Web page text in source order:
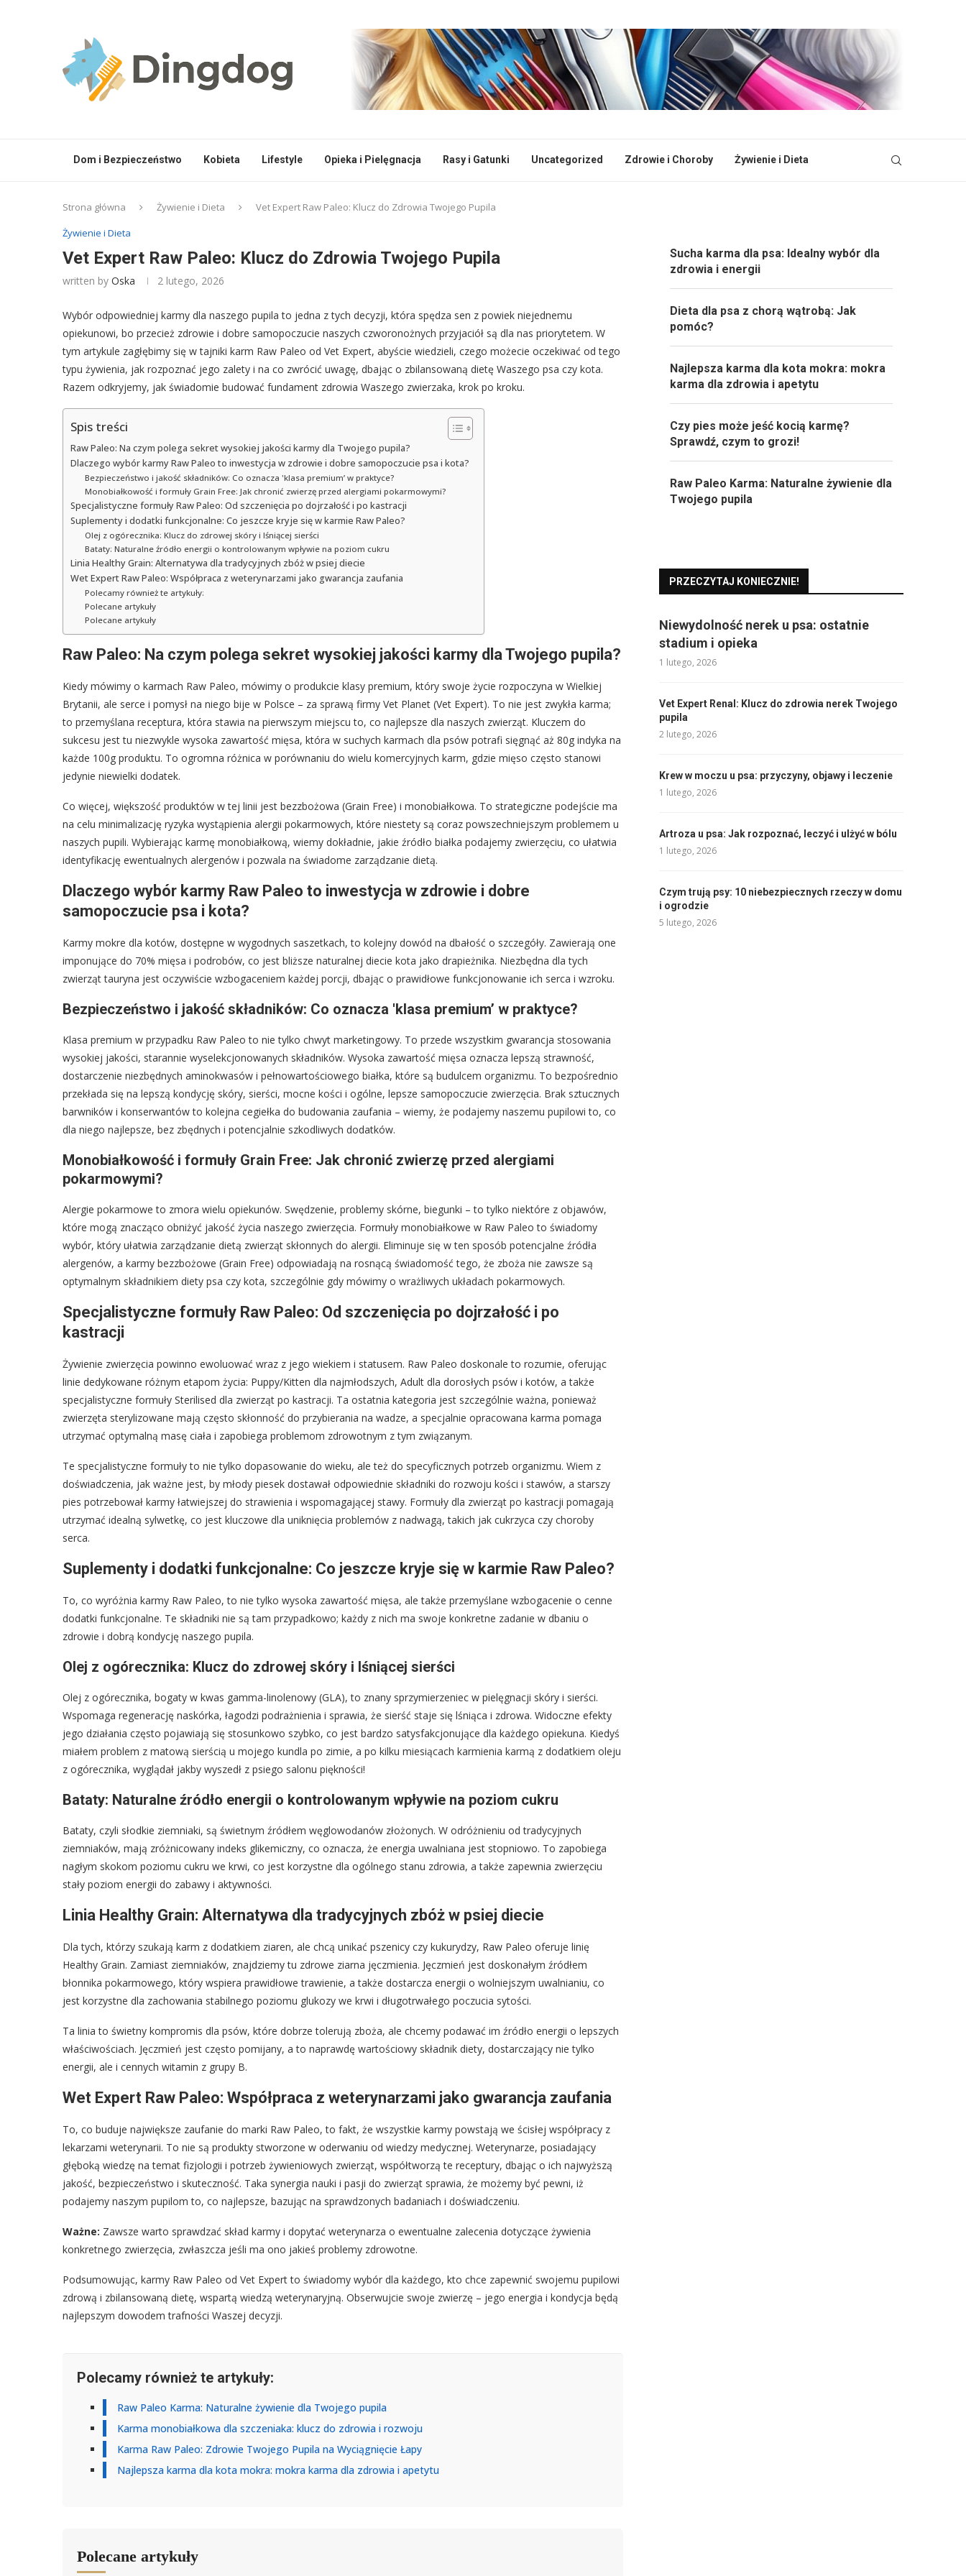
Dom i Bezpieczeństwo Kobieta Lifestyle Opieka i Pielęgnacja Rasy i Gatunki Uncategorized Zdrowie i Choroby Żywienie i Dieta
Strona główna Żywienie i Dieta
Vet Expert Raw Paleo: Klucz do Zdrowia Twojego Pupila
Żywienie i Dieta
Vet Expert Raw Paleo: Klucz do Zdrowia Twojego Pupila
written by Oska 2 lutego, 2026
Wybór odpowiedniej karmy dla naszego pupila to jedna z tych decyzji, która spędza sen z powiek niejednemu
opiekunowi, bo przecież zdrowie i dobre samopoczucie naszych czworonożnych przyjaciół są dla nas priorytetem. W
tym artykule zagłębimy się w tajniki karm Raw Paleo od Vet Expert, abyście wiedzieli, czego możecie oczekiwać od tego
typu żywienia, jak rozpoznać jego zalety i na co zwrócić uwagę, dbając o zbilansowaną dietę Waszego psa czy kota.
Razem odkryjemy, jak świadomie budować fundament zdrowia Waszego zwierzaka, krok po kroku.
Spis treści
Raw Paleo: Na czym polega sekret wysokiej jakości karmy dla Twojego pupila?
Dlaczego wybór karmy Raw Paleo to inwestycja w zdrowie i dobre samopoczucie psa i kota?
Bezpieczeństwo i jakość składników: Co oznacza 'klasa premium’ w praktyce?
Monobiałkowość i formuły Grain Free: Jak chronić zwierzę przed alergiami pokarmowymi?
Specjalistyczne formuły Raw Paleo: Od szczenięcia po dojrzałość i po kastracji
Suplementy i dodatki funkcjonalne: Co jeszcze kryje się w karmie Raw Paleo?
Olej z ogórecznika: Klucz do zdrowej skóry i lśniącej sierści
Bataty: Naturalne źródło energii o kontrolowanym wpływie na poziom cukru
Linia Healthy Grain: Alternatywa dla tradycyjnych zbóż w psiej diecie
Wet Expert Raw Paleo: Współpraca z weterynarzami jako gwarancja zaufania
Polecamy również te artykuły:
Polecane artykuły
Polecane artykuły
Raw Paleo: Na czym polega sekret wysokiej jakości karmy dla Twojego pupila?
Kiedy mówimy o karmach Raw Paleo, mówimy o produkcie klasy premium, który swoje życie rozpoczyna w Wielkiej
Brytanii, ale serce i pomysł na niego bije w Polsce – za sprawą firmy Vet Planet (Vet Expert). To nie jest zwykła karma;
to przemyślana receptura, która stawia na pierwszym miejscu to, co najlepsze dla naszych zwierząt. Kluczem do
sukcesu jest tu niezwykle wysoka zawartość mięsa, która w suchych karmach dla psów potrafi sięgnąć aż 80g indyka na
każde 100g produktu. To ogromna różnica w porównaniu do wielu komercyjnych karm, gdzie mięso często stanowi
jedynie niewielki dodatek.
Co więcej, większość produktów w tej linii jest bezzbożowa (Grain Free) i monobiałkowa. To strategiczne podejście ma
na celu minimalizację ryzyka wystąpienia alergii pokarmowych, które niestety są coraz powszechniejszym problemem u
naszych pupili. Wybierając karmę monobiałkową, wiemy dokładnie, jakie źródło białka podajemy zwierzęciu, co ułatwia
identyfikację ewentualnych alergenów i pozwala na świadome zarządzanie dietą.
Dlaczego wybór karmy Raw Paleo to inwestycja w zdrowie i dobre
samopoczucie psa i kota?
Karmy mokre dla kotów, dostępne w wygodnych saszetkach, to kolejny dowód na dbałość o szczegóły. Zawierają one
imponujące do 70% mięsa i podrobów, co jest bliższe naturalnej diecie kota jako drapieżnika. Niezbędna dla tych
zwierząt tauryna jest oczywiście wzbogaceniem każdej porcji, dbając o prawidłowe funkcjonowanie ich serca i wzroku.
Bezpieczeństwo i jakość składników: Co oznacza 'klasa premium’ w praktyce?
Klasa premium w przypadku Raw Paleo to nie tylko chwyt marketingowy. To przede wszystkim gwarancja stosowania
wysokiej jakości, starannie wyselekcjonowanych składników. Wysoka zawartość mięsa oznacza lepszą strawność,
dostarczenie niezbędnych aminokwasów i pełnowartościowego białka, które są budulcem organizmu. To bezpośrednio
przekłada się na lepszą kondycję skóry, sierści, mocne kości i ogólne, lepsze samopoczucie zwierzęcia. Brak sztucznych
barwników i konserwantów to kolejna cegiełka do budowania zaufania – wiemy, że podajemy naszemu pupilowi to, co
dla niego najlepsze, bez zbędnych i potencjalnie szkodliwych dodatków.
Monobiałkowość i formuły Grain Free: Jak chronić zwierzę przed alergiami
pokarmowymi?
Alergie pokarmowe to zmora wielu opiekunów. Swędzenie, problemy skórne, biegunki – to tylko niektóre z objawów,
które mogą znacząco obniżyć jakość życia naszego zwierzęcia. Formuły monobiałkowe w Raw Paleo to świadomy
wybór, który ułatwia zarządzanie dietą zwierząt skłonnych do alergii. Eliminuje się w ten sposób potencjalne źródła
alergenów, a karmy bezzbożowe (Grain Free) odpowiadają na rosnącą świadomość tego, że zboża nie zawsze są
optymalnym składnikiem diety psa czy kota, szczególnie gdy mówimy o wrażliwych układach pokarmowych.
Specjalistyczne formuły Raw Paleo: Od szczenięcia po dojrzałość i po
kastracji
Żywienie zwierzęcia powinno ewoluować wraz z jego wiekiem i statusem. Raw Paleo doskonale to rozumie, oferując
linie dedykowane różnym etapom życia: Puppy/Kitten dla najmłodszych, Adult dla dorosłych psów i kotów, a także
specjalistyczne formuły Sterilised dla zwierząt po kastracji. Ta ostatnia kategoria jest szczególnie ważna, ponieważ
zwierzęta sterylizowane mają często skłonność do przybierania na wadze, a specjalnie opracowana karma pomaga
utrzymać optymalną masę ciała i zapobiega problemom zdrowotnym z tym związanym.
Te specjalistyczne formuły to nie tylko dopasowanie do wieku, ale też do specyficznych potrzeb organizmu. Wiem z
doświadczenia, jak ważne jest, by młody piesek dostawał odpowiednie składniki do rozwoju kości i stawów, a starszy
pies potrzebował karmy łatwiejszej do strawienia i wspomagającej stawy. Formuły dla zwierząt po kastracji pomagają
utrzymać idealną sylwetkę, co jest kluczowe dla uniknięcia problemów z nadwagą, takich jak cukrzyca czy choroby
serca.
Suplementy i dodatki funkcjonalne: Co jeszcze kryje się w karmie Raw Paleo?
To, co wyróżnia karmy Raw Paleo, to nie tylko wysoka zawartość mięsa, ale także przemyślane wzbogacenie o cenne
dodatki funkcjonalne. Te składniki nie są tam przypadkowo; każdy z nich ma swoje konkretne zadanie w dbaniu o
zdrowie i dobrą kondycję naszego pupila.
Olej z ogórecznika: Klucz do zdrowej skóry i lśniącej sierści
Olej z ogórecznika, bogaty w kwas gamma-linolenowy (GLA), to znany sprzymierzeniec w pielęgnacji skóry i sierści.
Wspomaga regenerację naskórka, łagodzi podrażnienia i sprawia, że sierść staje się lśniąca i zdrowa. Widoczne efekty
jego działania często pojawiają się stosunkowo szybko, co jest bardzo satysfakcjonujące dla każdego opiekuna. Kiedyś
miałem problem z matową sierścią u mojego kundla po zimie, a po kilku miesiącach karmienia karmą z dodatkiem oleju
z ogórecznika, wyglądał jakby wyszedł z psiego salonu piękności!
Bataty: Naturalne źródło energii o kontrolowanym wpływie na poziom cukru
Bataty, czyli słodkie ziemniaki, są świetnym źródłem węglowodanów złożonych. W odróżnieniu od tradycyjnych
ziemniaków, mają zróżnicowany indeks glikemiczny, co oznacza, że energia uwalniana jest stopniowo. To zapobiega
nagłym skokom poziomu cukru we krwi, co jest korzystne dla ogólnego stanu zdrowia, a także zapewnia zwierzęciu
stały poziom energii do zabawy i aktywności.
Linia Healthy Grain: Alternatywa dla tradycyjnych zbóż w psiej diecie
Dla tych, którzy szukają karm z dodatkiem ziaren, ale chcą unikać pszenicy czy kukurydzy, Raw Paleo oferuje linię
Healthy Grain. Zamiast ziemniaków, znajdziemy tu zdrowe ziarna jęczmienia. Jęczmień jest doskonałym źródłem
błonnika pokarmowego, który wspiera prawidłowe trawienie, a także dostarcza energii o wolniejszym uwalnianiu, co
jest korzystne dla zachowania stabilnego poziomu glukozy we krwi i długotrwałego poczucia sytości.
Ta linia to świetny kompromis dla psów, które dobrze tolerują zboża, ale chcemy podawać im źródło energii o lepszych
właściwościach. Jęczmień jest często pomijany, a to naprawdę wartościowy składnik diety, dostarczający nie tylko
energii, ale i cennych witamin z grupy B.
Wet Expert Raw Paleo: Współpraca z weterynarzami jako gwarancja zaufania
To, co buduje największe zaufanie do marki Raw Paleo, to fakt, że wszystkie karmy powstają we ścisłej współpracy z
lekarzami weterynarii. To nie są produkty stworzone w oderwaniu od wiedzy medycznej. Weterynarze, posiadający
głęboką wiedzę na temat fizjologii i potrzeb żywieniowych zwierząt, współtworzą te receptury, dbając o ich najwyższą
jakość, bezpieczeństwo i skuteczność. Taka synergia nauki i pasji do zwierząt sprawia, że możemy być pewni, iż
podajemy naszym pupilom to, co najlepsze, bazując na sprawdzonych badaniach i doświadczeniu.
Ważne: Zawsze warto sprawdzać skład karmy i dopytać weterynarza o ewentualne zalecenia dotyczące żywienia
konkretnego zwierzęcia, zwłaszcza jeśli ma ono jakieś problemy zdrowotne.
Podsumowując, karmy Raw Paleo od Vet Expert to świadomy wybór dla każdego, kto chce zapewnić swojemu pupilowi
zdrową i zbilansowaną dietę, wspartą wiedzą weterynaryjną. Obserwujcie swoje zwierzę – jego energia i kondycja będą
najlepszym dowodem trafności Waszej decyzji.
Polecamy również te artykuły:
Raw Paleo Karma: Naturalne żywienie dla Twojego pupila
Karma monobiałkowa dla szczeniaka: klucz do zdrowia i rozwoju
Karma Raw Paleo: Zdrowie Twojego Pupila na Wyciągnięcie Łapy
Najlepsza karma dla kota mokra: mokra karma dla zdrowia i apetytu
Polecane artykuły
Sucha karma dla psa: Idealny wybór dla
zdrowia i energii
Dieta dla psa z chorą wątrobą: Jak
pomóc?
Najlepsza karma dla kota mokra: mokra
karma dla zdrowia i apetytu
Czy pies może jeść kocią karmę?
Sprawdź, czym to grozi!
Raw Paleo Karma: Naturalne żywienie dla
Twojego pupila
PRZECZYTAJ KONIECZNIE!
Niewydolność nerek u psa: ostatnie
stadium i opieka
1 lutego, 2026
Vet Expert Renal: Klucz do zdrowia nerek Twojego
pupila
2 lutego, 2026
Krew w moczu u psa: przyczyny, objawy i leczenie
1 lutego, 2026
Artroza u psa: Jak rozpoznać, leczyć i ulżyć w bólu
1 lutego, 2026
Czym trują psy: 10 niebezpiecznych rzeczy w domu
i ogrodzie
5 lutego, 2026